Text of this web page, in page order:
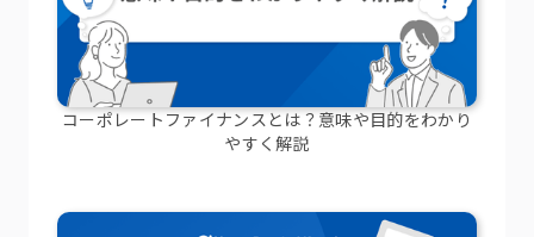
コーポレートファイナンスとは？意味や目的をわかり
やすく解説